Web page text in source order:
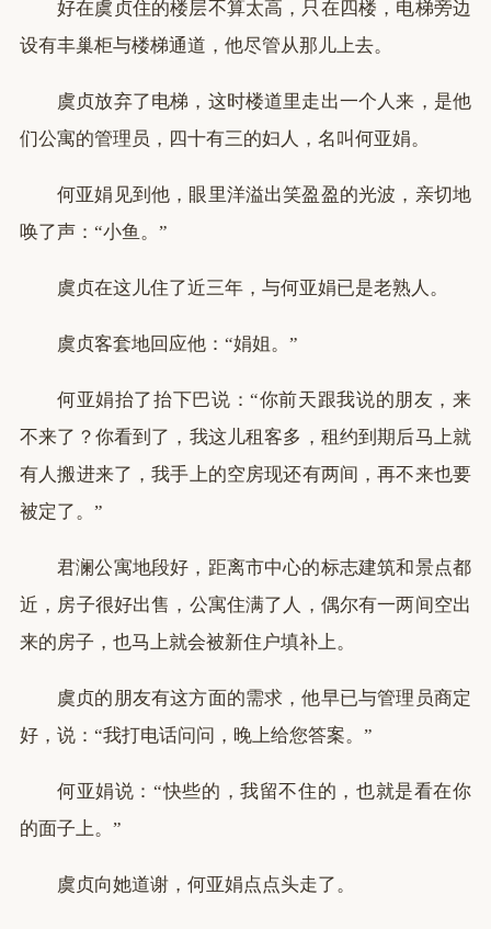
好在虞贞住的楼层不算太高，只在四楼，电梯旁边
设有丰巢柜与楼梯通道，他尽管从那儿上去。
虞贞放弃了电梯，这时楼道里走出一个人来，是他
们公寓的管理员，四十有三的妇人，名叫何亚娟。
何亚娟见到他，眼里洋溢出笑盈盈的光波，亲切地
唤了声：“小鱼。”
虞贞在这儿住了近三年，与何亚娟已是老熟人。
虞贞客套地回应他：“娟姐。”
何亚娟抬了抬下巴说：“你前天跟我说的朋友，来
不来了？你看到了，我这儿租客多，租约到期后马上就
有人搬进来了，我手上的空房现还有两间，再不来也要
被定了。”
君澜公寓地段好，距离市中心的标志建筑和景点都
近，房子很好出售，公寓住满了人，偶尔有一两间空出
来的房子，也马上就会被新住户填补上。
虞贞的朋友有这方面的需求，他早已与管理员商定
好，说：“我打电话问问，晚上给您答案。”
何亚娟说：“快些的，我留不住的，也就是看在你
的面子上。”
虞贞向她道谢，何亚娟点点头走了。